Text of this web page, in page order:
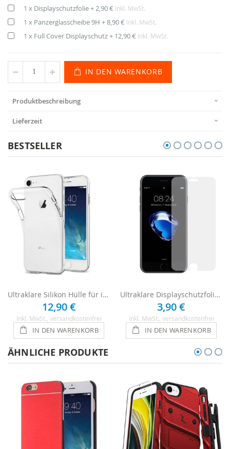
1 x Displayschutzfolie+ 2,90 € Inkl. MwSt.
1 x Panzerglasscheibe 9H +8,90 € Inkl. MwSt.
1 x Full Cover Displayschutz+ 12,90 € Inkl. MwSt.
IN DEN WARENKORB
Produktbeschreibung
Lieferzeit
BESTSELLER
Ultraklare Silikon Hülle für iPhone 7 - Transparent
12,90 €
Inkl. MwSt. , versandkostenfrei
IN DEN WARENKORB
Ultraklare Displayschutzfolie für iPhone 7
3,90 €
Inkl. MwSt. , versandkostenfrei
IN DEN WARENKORB
ÄHNLICHE PRODUKTE